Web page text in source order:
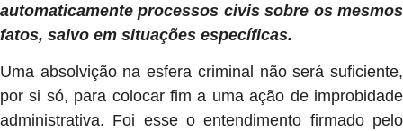
automaticamente processos civis sobre os mesmos
fatos, salvo em situações específicas.
Uma absolvição na esfera criminal não será suficiente,
por si só, para colocar fim a uma ação de improbidade
administrativa. Foi esse o entendimento firmado pelo